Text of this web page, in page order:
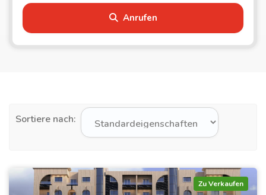
Anrufen
Sortiere nach:
Zu Verkaufen